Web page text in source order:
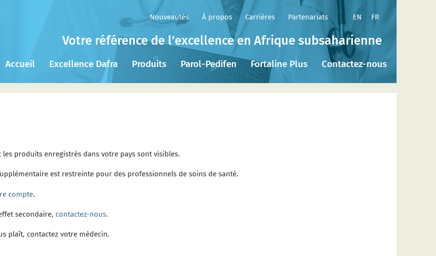
Nouveautés À propos Carrières Partenariats EN FR
Votre référence de l'excellence en Afrique subsaharienne
Accueil Excellence Dafra Produits Parol-Pedifen Fortaline Plus Contactez-nous
produits enregistrés dans votre pays sont visibles.
est restreinte pour des professionnels de soins de santé.
compte.
secondaire, contactez-nous.
plaît, contactez votre médecin.